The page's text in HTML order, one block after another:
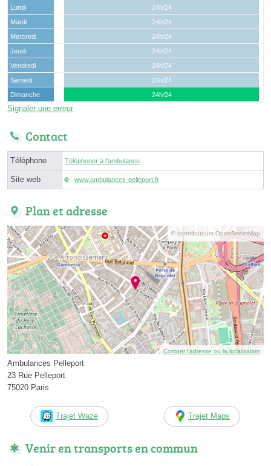
Lundi
24h/24
Mardi
24h/24
Mercredi
24h/24
Jeudi
24h/24
Vendredi
24h/24
Samedi
24h/24
Dimanche
24h/24
Signaler une erreur
Contact
Téléphone Téléphoner à l'ambulance
Site web www.ambulances-pelleport.fr
Plan et adresse
© contributeurs OpenStreetMap
Corriger l’adresse ou la localisation
Ambulances Pelleport
23 Rue Pelleport
75020 Paris
Trajet Waze Trajet Maps
Venir en transports en commun